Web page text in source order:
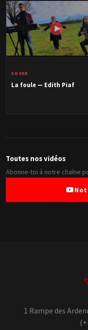
COVER
La foule — Edith Piaf
Toutes nos vidéos
Abonne-toi à notre chaîne
1 Rampe des